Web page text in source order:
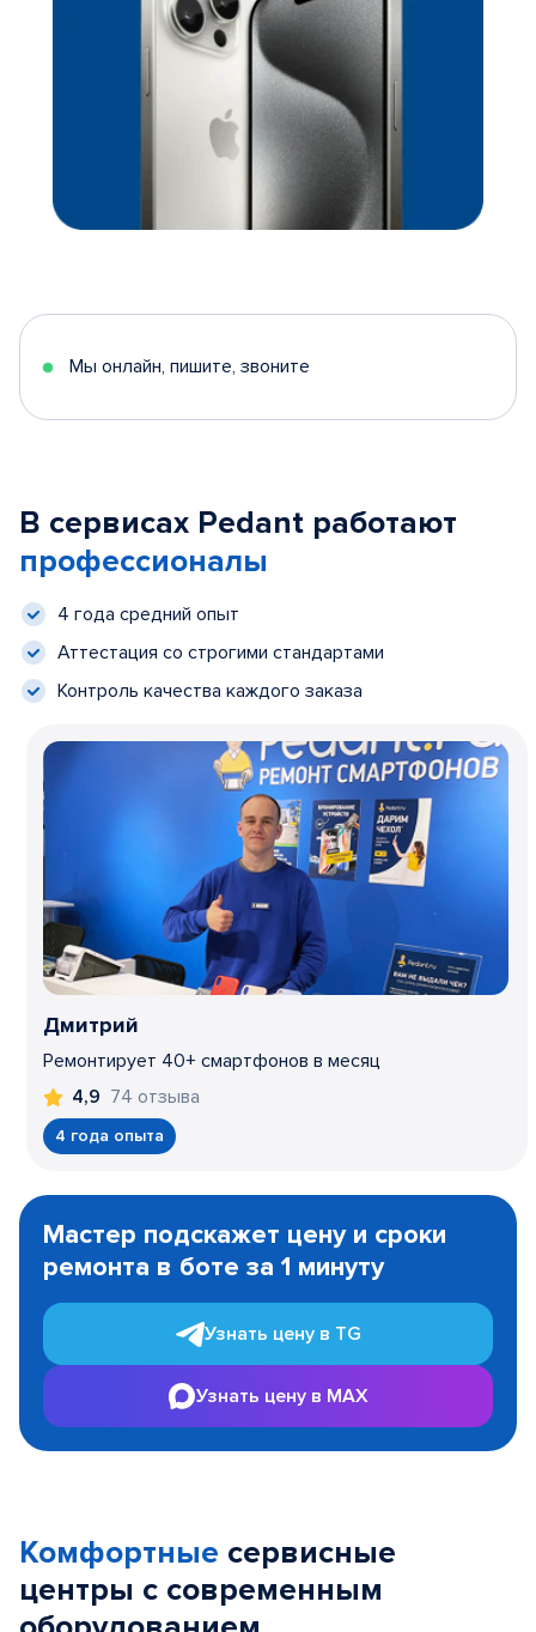
Мы онлайн, пишите, звоните
В сервисах Pedant работают
профессионалы
4 года средний опыт
Аттестация со строгими стандартами
Контроль качества каждого заказа
Дмитрий
Ремонтирует 40+ смартфонов в месяц
4,9 74 отзыва
4 года опыта
1
Мастер подскажет цену и сроки
ремонта в боте за 1 минуту
Узнать цену в TG
Узнать цену в MAX
Комфортные сервисные
центры с современным